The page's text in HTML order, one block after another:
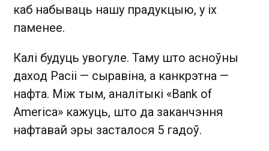
каб набываць нашу прадукцыю, у іх
паменее.
Калі будуць увогуле. Таму што асноўны
даход Расіі — сыравіна, а канкрэтна —
нафта. Між тым, аналітыкі «Bank of
America» кажуць, што да заканчэння
нафтавай эры засталося 5 гадоў.